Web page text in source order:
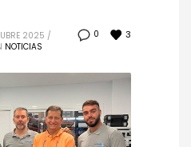
0 3
2025 /
NOTICIAS